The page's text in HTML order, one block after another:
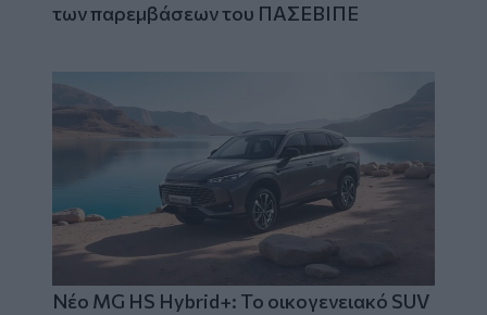
των παρεμβάσεων του ΠΑΣΕΒΙΠΕ
Νέο MG HS Hybrid+: Το οικογενειακό SUV